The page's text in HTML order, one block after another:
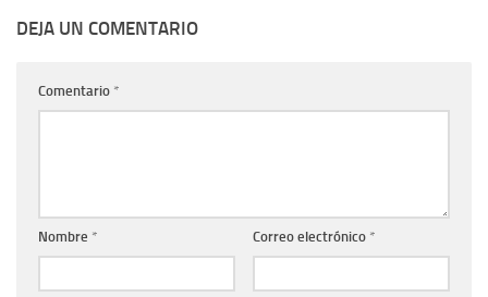
DEJA UN COMENTARIO
Comentario *
Nombre * Correo electrónico *